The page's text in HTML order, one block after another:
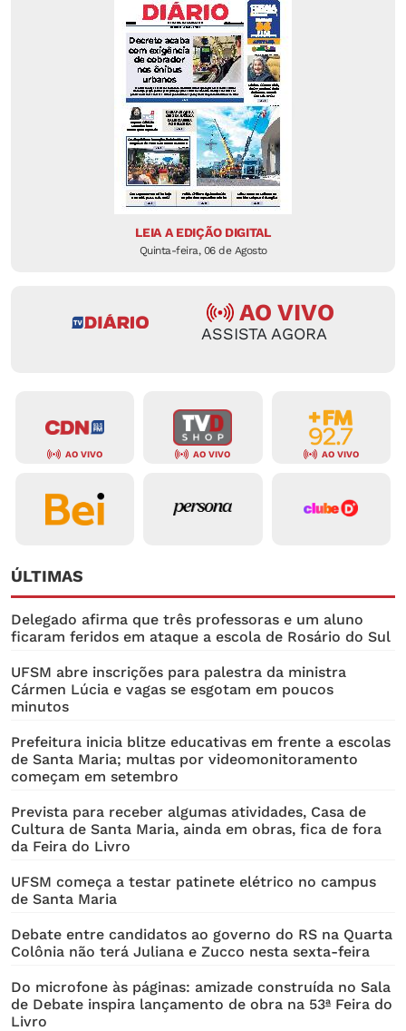
LEIA A EDIÇÃO DIGITAL
Quinta-feira, 06 de Agosto
AO VIVO
ASSISTA AGORA
AO VIVO AO VIVO AO VIVO
ÚLTIMAS
Delegado afirma que três professoras e um aluno
ficaram feridos em ataque a escola de Rosário do Sul
UFSM abre inscrições para palestra da ministra
Cármen Lúcia e vagas se esgotam em poucos
minutos
Prefeitura inicia blitze educativas em frente a escolas
de Santa Maria; multas por videomonitoramento
começam em setembro
Prevista para receber algumas atividades, Casa de
Cultura de Santa Maria, ainda em obras, fica de fora
da Feira do Livro
UFSM começa a testar patinete elétrico no campus
de Santa Maria
Debate entre candidatos ao governo do RS na Quarta
Colônia não terá Juliana e Zucco nesta sexta-feira
Do microfone às páginas: amizade construída no Sala
de Debate inspira lançamento de obra na 53ª Feira do
Livro